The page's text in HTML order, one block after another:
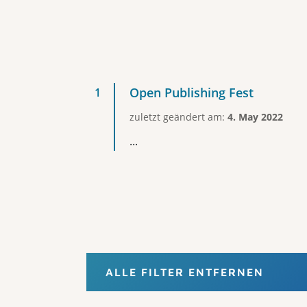
Open Publishing Fest
zuletzt geändert am: 4. May 2022
...
ALLE FILTER ENTFERNEN